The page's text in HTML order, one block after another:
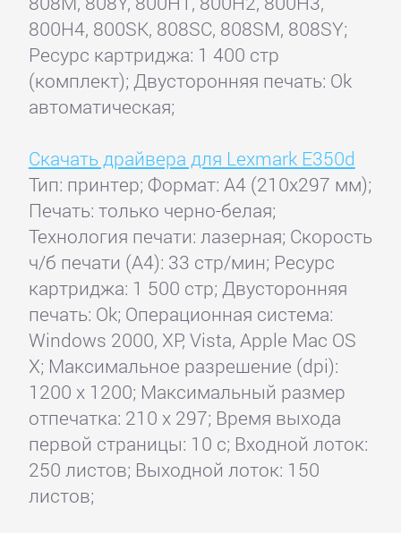
800H4, 800SK, 808SC, 808SM, 808SY;
Ресурс картриджа: 1 400 стр
(комплект); Двусторонняя печать: Ok
автоматическая;
Скачать драйвера для Lexmark E350d
Тип: принтер; Формат: A4 (210x297 мм);
Печать: только черно-белая;
Технология печати: лазерная; Скорость
ч/б печати (А4): 33 стр/мин; Ресурс
картриджа: 1 500 стр; Двусторонняя
печать: Ok; Операционная система:
Windows 2000, XP, Vista, Apple Mac OS
X; Максимальное разрешение (dpi):
1200 x 1200; Максимальный размер
отпечатка: 210 x 297; Время выхода
первой страницы: 10 с; Входной лоток:
250 листов; Выходной лоток: 150
листов;